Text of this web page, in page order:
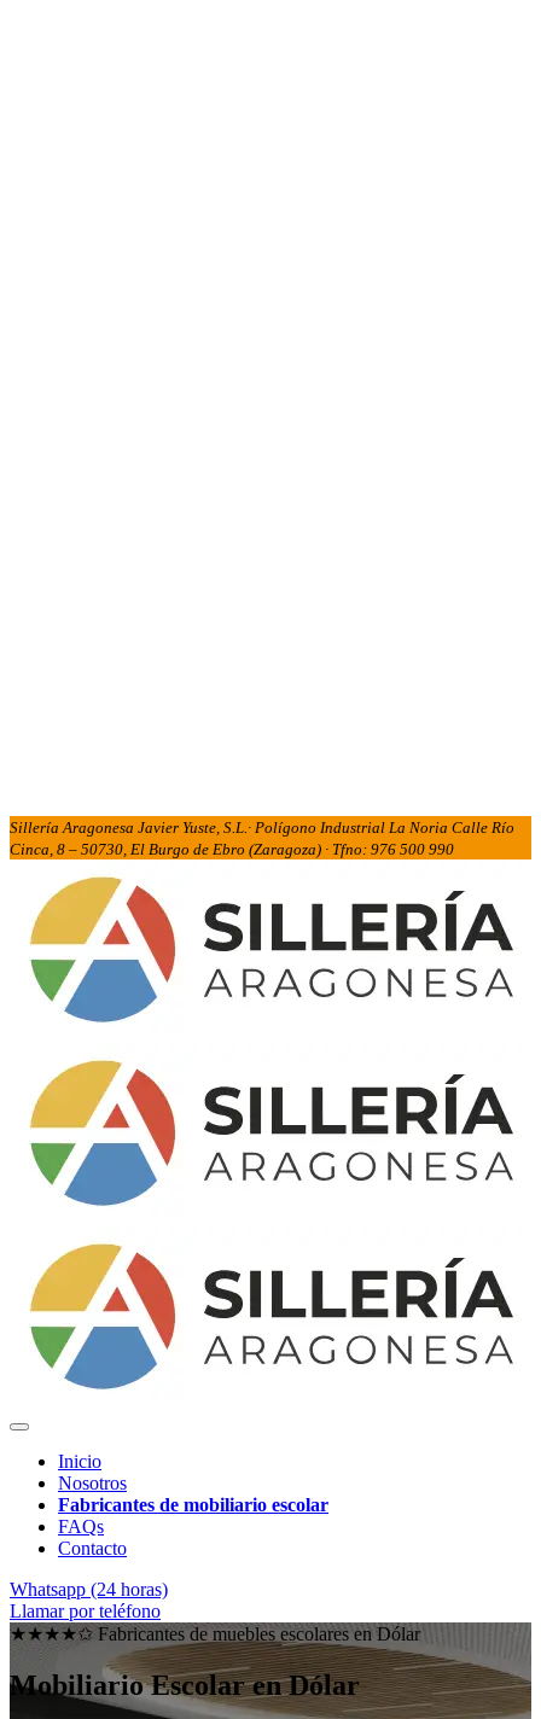
Sillería Aragonesa Javier Yuste, S.L.· Polígono Industrial La Noria Calle Río
Cinca, 8 – 50730, El Burgo de Ebro (Zaragoza) · Tfno: 976 500 990
Inicio
Nosotros
Fabricantes de mobiliario escolar
FAQs
Contacto
Whatsapp (24 horas)
Llamar por teléfono
★★★★✩ Fabricantes de muebles escolares en Dólar
Mobiliario Escolar enDólar